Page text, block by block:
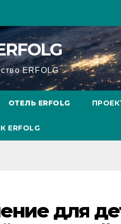
ERFOLG
ОТЕЛЬ ERFOLG
для